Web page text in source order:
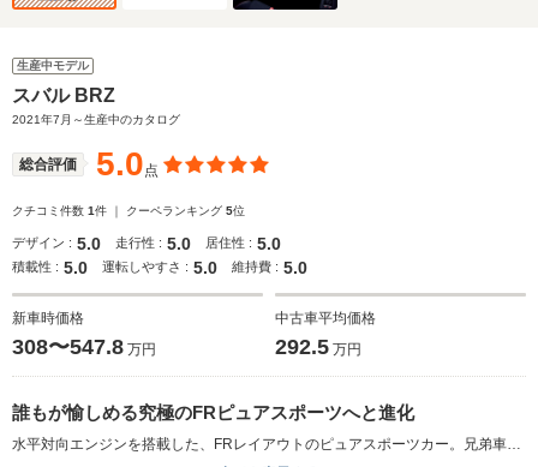
生産中モデル
スバル BRZ
2021年7月～生産中のカタログ
総合評価 5.0点
クチコミ件数 1件 ｜ クーペランキング 5位
デザイン : 5.0 走行性 : 5.0 居住性 : 5.0
積載性 : 5.0 運転しやすさ : 5.0 維持費 : 5.0
新車時価格
308〜547.8 万円
中古車平均価格
292.5 万円
誰もが愉しめる究極のFRピュアスポーツへと進化
水平対向エンジンを搭載した、FRレイアウトのピュアスポーツカー。兄弟車であるトヨタ GR86と車のベースを共有しながらも、それぞれの個性を際立たせる異なる走りの味をもたせることに注力。BRZでは「誰もが愉しめる究極のFRピュアスポーツカー」を実現したという。ボディ剛性の向上や軽量化により、ハンドリング性能も向上を果たした。また、安全性能にも磨きがかけられ、AT車にBRZでは初となる安全運転支援機能「アイサイト」が標準装備された。エンジンは従来型から0.4L排気量が拡大され、2.4L水平対向エンジンが搭載された。躍動感あふれるエクステリア、デジタルメーターの「BOXERメーター」が採用されたインテリアなど、内外装もスポーツカーらしい演出が施されている。（2021.7）